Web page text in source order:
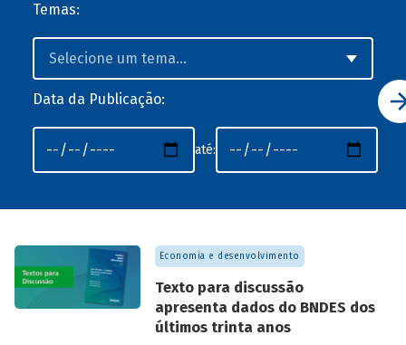
Temas:
Data da Publicação:
até:
Economia e desenvolvimento
Texto para discussão
apresenta dados do BNDES dos
últimos trinta anos